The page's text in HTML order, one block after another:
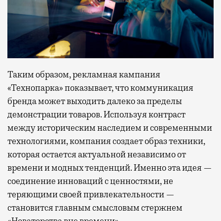
Таким образом, рекламная кампания
«Технопарка» показывает, что коммуникация
бренда может выходить далеко за пределы
демонстрации товаров. Используя контраст
между историческим наследием и современными
технологиями, компания создает образ техники,
которая остается актуальной независимо от
времени и модных тенденций. Именно эта идея —
соединение инноваций с ценностями, не
теряющими своей привлекательности —
становится главным смысловым стержнем